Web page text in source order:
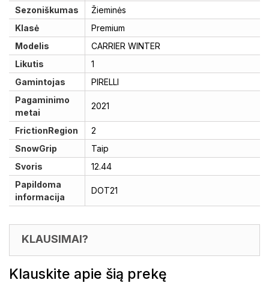
Sezoniškumas
Žieminės
Klasė
Premium
Modelis
CARRIER WINTER
Likutis
1
Gamintojas
PIRELLI
Pagaminimo
metai
2021
FrictionRegion
2
SnowGrip
Taip
Svoris
12.44
Papildoma
informacija
DOT21
KLAUSIMAI?
Klauskite apie šią prekę